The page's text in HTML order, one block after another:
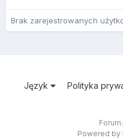
Brak zarejestrowanych
Język Polityka
Powered by